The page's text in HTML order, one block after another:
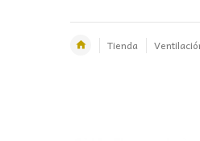
Tienda